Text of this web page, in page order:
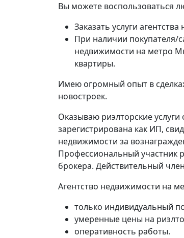
Вы можете воспользоваться
Заказать услуги
При наличии покупателя/
недвижимости на метро
квартиры.
Имею огромный опыт в
новостроек.
Оказываю риэлторские
зарегистрирована как ИП,
недвижимости за
Профессиональный участник
брокера. Действительный
Агентство недвижимости на
только индивидуальный
умеренные цены на
оперативность работы.